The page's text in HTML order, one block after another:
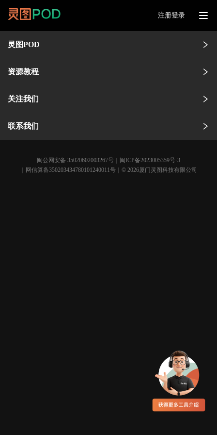
注册登录
灵图POD
资源教程
关注我们
联系我们
闽公网安备 35020602003267号
闽ICP备2023005359号-3
｜网信算备350203434780101240011号｜© 2026厦门灵图科技有限公司